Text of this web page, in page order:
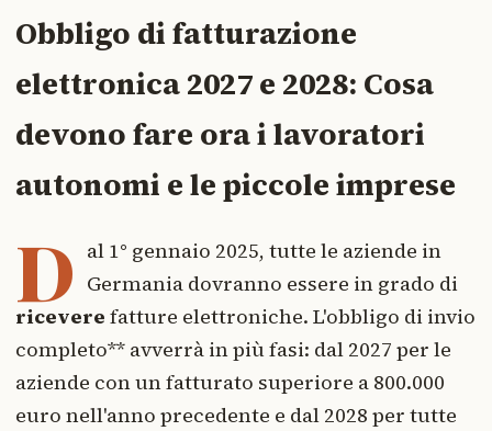
Obbligo di fatturazione
elettronica 2027 e 2028: Cosa
devono fare ora i lavoratori
autonomi e le piccole imprese
D al 1° gennaio 2025, tutte le aziende in
Germania dovranno essere in grado di
ricevere fatture elettroniche. L'obbligo di invio
completo** avverrà in più fasi: dal 2027 per le
aziende con un fatturato superiore a 800.000
euro nell'anno precedente e dal 2028 per tutte